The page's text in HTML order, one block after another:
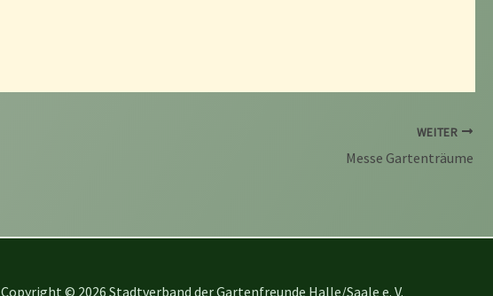
WEITER
Messe Gartenträume
Copyright © 2026 Stadtverband der Gartenfreunde Halle/Saale e. V.